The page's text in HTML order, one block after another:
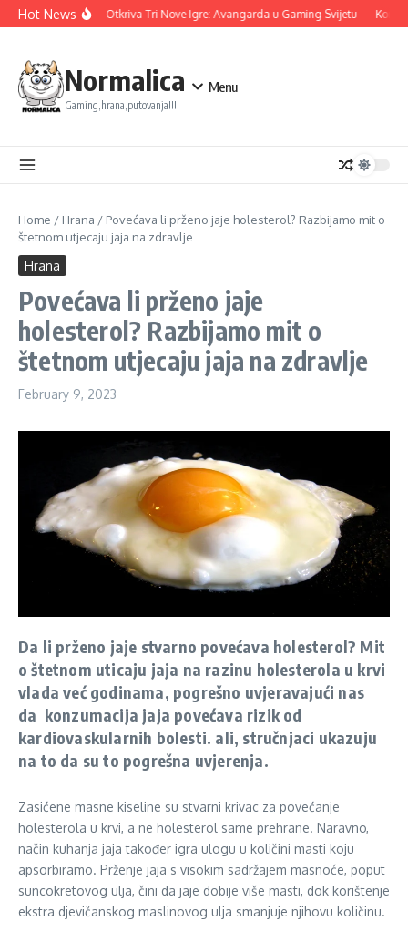
Skip to content
Hot NewsUbisoft Otkriva Tri Nove Igre: Avangarda u Gaming Svijetu
Normalica
Gaming,hrana,putovanja!!!
Menu
Home / Hrana / Povećava li prženo jaje holesterol? Razbijamo mit o
štetnom utjecaju jaja na zdravlje
Hrana
Povećava li prženo jaje
holesterol? Razbijamo mit o
štetnom utjecaju jaja na zdravlje
February 9, 2023
Da li prženo jaje stvarno povećava holesterol? Mit
o štetnom uticaju jaja na razinu holesterola u krvi
vlada već godinama, pogrešno uvjeravajući nas
da konzumacija jaja povećava rizik od
kardiovaskularnih bolesti. ali, stručnjaci ukazuju
na to da su to pogrešna uvjerenja.
Zasićene masne kiseline su stvarni krivac za povećanje
holesterola u krvi, a ne holesterol same prehrane. Naravno,
način kuhanja jaja također igra ulogu u količini masti koju
apsorbiramo. Prženje jaja s visokim sadržajem masnoće, poput
suncokretovog ulja, čini da jaje dobije više masti, dok korištenje
ekstra djevičanskog maslinovog ulja smanjuje njihovu količinu.